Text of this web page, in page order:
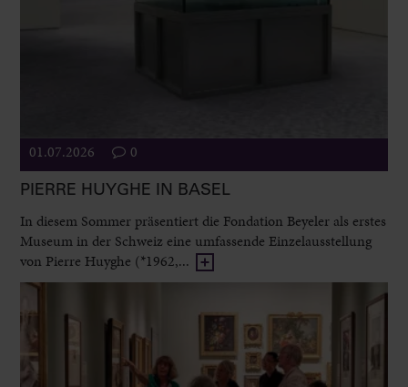
01.07.2026 0
PIERRE HUYGHE IN BASEL
In diesem Sommer präsentiert die Fondation Beyeler als erstes
Museum in der Schweiz eine umfassende Einzelausstellung
von Pierre Huyghe (*1962,...